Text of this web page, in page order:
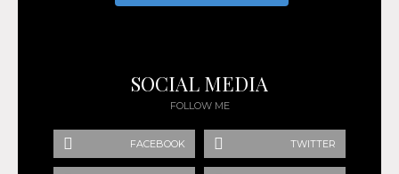
SOCIAL MEDIA
FOLLOW ME
FACEBOOK TWITTER